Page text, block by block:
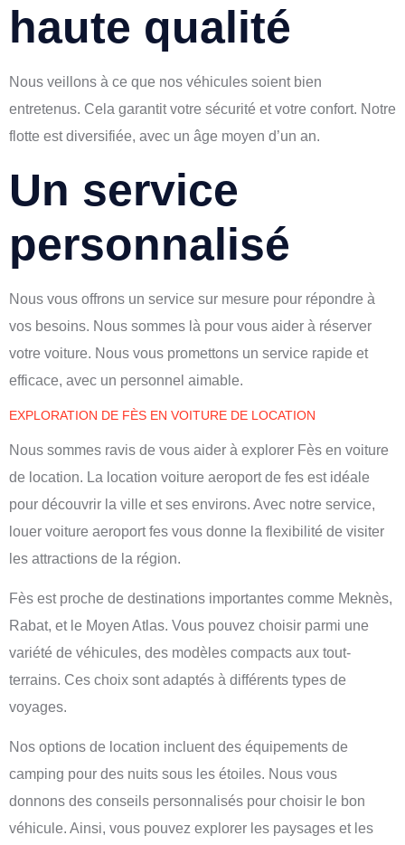
haute qualité
Nous veillons à ce que nos véhicules soient bien
entretenus. Cela garantit votre sécurité et votre confort. Notre
flotte est diversifiée, avec un âge moyen d’un an.
Un service
personnalisé
Nous vous offrons un service sur mesure pour répondre à
vos besoins. Nous sommes là pour vous aider à réserver
votre voiture. Nous vous promettons un service rapide et
efficace, avec un personnel aimable.
EXPLORATION DE FÈS EN VOITURE DE LOCATION
Nous sommes ravis de vous aider à explorer Fès en voiture
de location. La location voiture aeroport de fes est idéale
pour découvrir la ville et ses environs. Avec notre service,
louer voiture aeroport fes vous donne la flexibilité de visiter
les attractions de la région.
Fès est proche de destinations importantes comme Meknès,
Rabat, et le Moyen Atlas. Vous pouvez choisir parmi une
variété de véhicules, des modèles compacts aux tout-
terrains. Ces choix sont adaptés à différents types de
voyages.
Nos options de location incluent des équipements de
camping pour des nuits sous les étoiles. Nous vous
donnons des conseils personnalisés pour choisir le bon
véhicule. Ainsi, vous pouvez explorer les paysages et les